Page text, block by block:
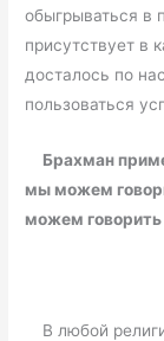
обыгрываться в
присутствует в
досталось по
пользоваться
Брахман
мы можем
можем
В любой